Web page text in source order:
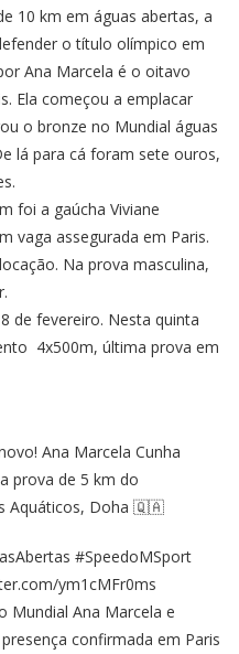
10 km em águas abertas, a
o título olímpico em
Ana Marcela é o oitavo
Ela começou a emplacar
o bronze no Mundial águas
lá para cá foram sete ouros,
foi a gaúcha Viviane
vaga assegurada em Paris.
Na prova masculina,
de fevereiro. Nesta quinta
4x500m, última prova em
Ana Marcela Cunha
prova de 5 km do
Aquáticos, Doha 🇶🇦
#SpeedoMSport
ym1cMFr0ms
Mundial Ana Marcela e
confirmada em Paris